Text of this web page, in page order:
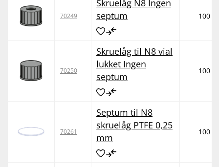
70249
Skruelåg N8 Ingen
septum
100
70250
Skruelåg til N8 vial
lukket Ingen
septum
100
70261
Septum til N8
skruelåg PTFE 0,25
mm
100